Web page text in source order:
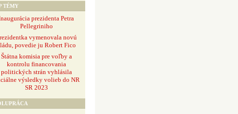
TÉMY
prezidenta Petra
Pellegriniho
vymenovala novú
povedie ju Robert Fico
Štátna komisia pre voľby a
kontrolu financovania
politických strán vyhlásila
výsledky volieb do NR
SR 2023